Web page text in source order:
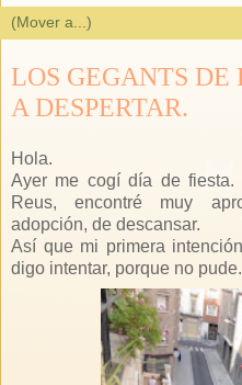
LOS GEGANTS
A DESPERTAR.
Hola.
Ayer me cogí día de
Reus, encontré muy
adopción, de descansar.
Así que mi primera
digo intentar, porque no pude.